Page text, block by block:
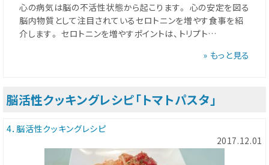
心の病気は脳の不活性状態から起こります。 心の安定を図る
脳内物質として注目されているセロトニンを増やす食事を紹
介します。 セロトニンを増やすポイントは、トリプト…
» もっと見る
脳活性クッキングレシピ「トマトパスタ」
4．脳活性クッキングレシピ
2017.12.01